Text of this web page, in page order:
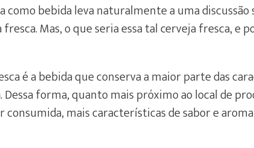
como bebida leva naturalmente a uma discussão
Mas, o que seria essa tal cerveja fresca, e
é a bebida que conserva a maior parte das
forma, quanto mais próximo ao local de
consumida, mais características de sabor e